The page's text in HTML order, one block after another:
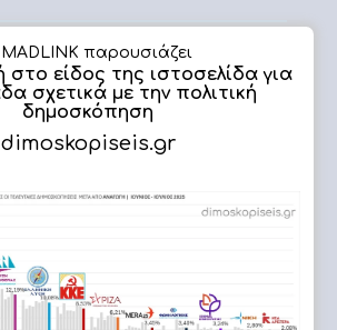
Καταχώρηση προϊόντων
Επεξεργασία εικόνων
Πλήρης υποστήριξη
Εργασίες μας
παρουσιάζει
στο είδος της ιστοσελίδα για
σχετικά με την πολιτική
δημοσκόπηση
dimoskopiseis.gr